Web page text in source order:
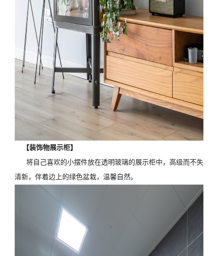
【装饰物展示柜】
将自己喜欢的小摆件放在透明玻璃的展示柜中，高级而不失
清新，伴着边上的绿色盆栽，温馨自然。